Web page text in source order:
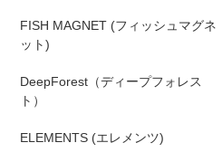
FISH MAGNET (フィッシュマグネ
ット)
DeepForest（ディープフォレス
ト）
ELEMENTS (エレメンツ)